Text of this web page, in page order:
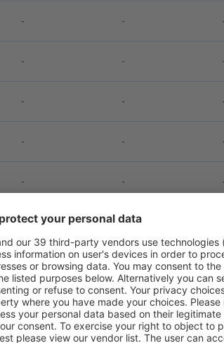
- - -
- - -
- - -
- - -
- - -